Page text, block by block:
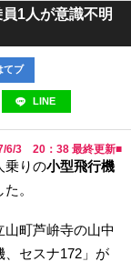
1人が意識不明
てブ
LINE
6/3 20：38 最終更新■
乗りの小型飛行機
。
町芦峅寺の山中
、セスナ172」が